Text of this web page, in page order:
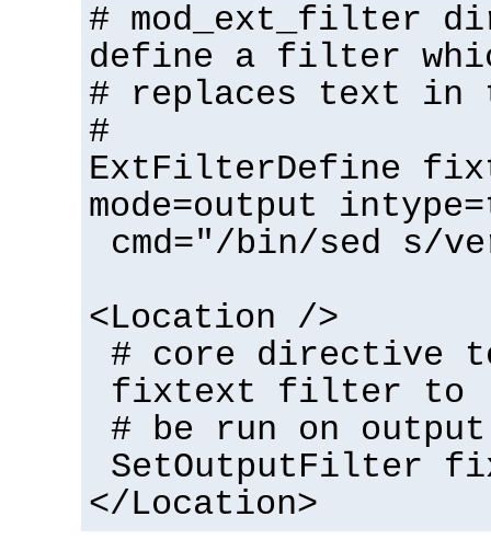
# mod_ext_filter
define a filter
# replaces text in
#
ExtFilterDefine
mode=output
cmd="/bin/sed s/
<Location />
# core directive
fixtext filter to
# be run on output
SetOutputFilter
</Location>